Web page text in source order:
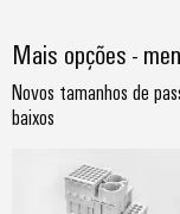
Mais opções -
Novos tamanhos de
baixos